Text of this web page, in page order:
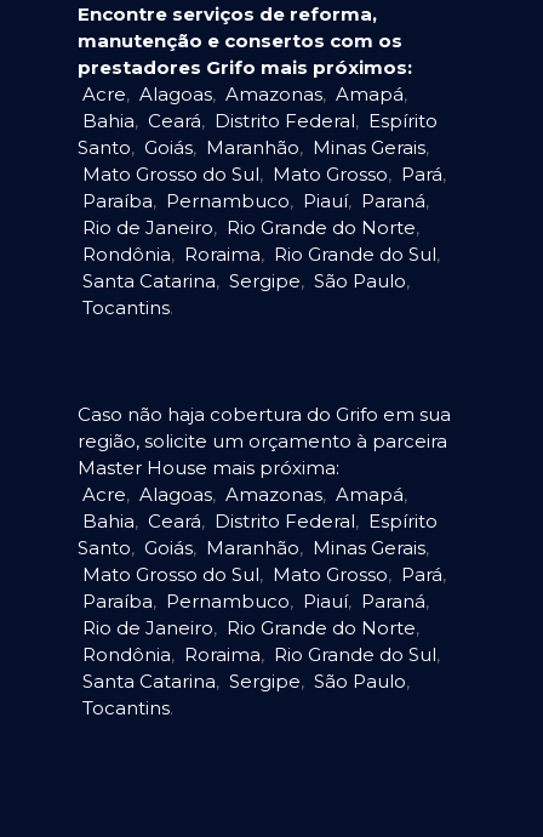
Encontre serviços de reforma,
manutenção e consertos com os
prestadores Grifo mais próximos:
Acre, Alagoas, Amazonas, Amapá,
Bahia, Ceará, Distrito Federal, Espírito
Santo, Goiás, Maranhão, Minas Gerais,
Mato Grosso do Sul, Mato Grosso, Pará,
Paraíba, Pernambuco, Piauí, Paraná,
Rio de Janeiro, Rio Grande do Norte,
Rondônia, Roraima, Rio Grande do Sul,
Santa Catarina, Sergipe, São Paulo,
Tocantins.
Caso não haja cobertura do Grifo em sua
região, solicite um orçamento à parceira
Master House mais próxima:
Acre, Alagoas, Amazonas, Amapá,
Bahia, Ceará, Distrito Federal, Espírito
Santo, Goiás, Maranhão, Minas Gerais,
Mato Grosso do Sul, Mato Grosso, Pará,
Paraíba, Pernambuco, Piauí, Paraná,
Rio de Janeiro, Rio Grande do Norte,
Rondônia, Roraima, Rio Grande do Sul,
Santa Catarina, Sergipe, São Paulo,
Tocantins.